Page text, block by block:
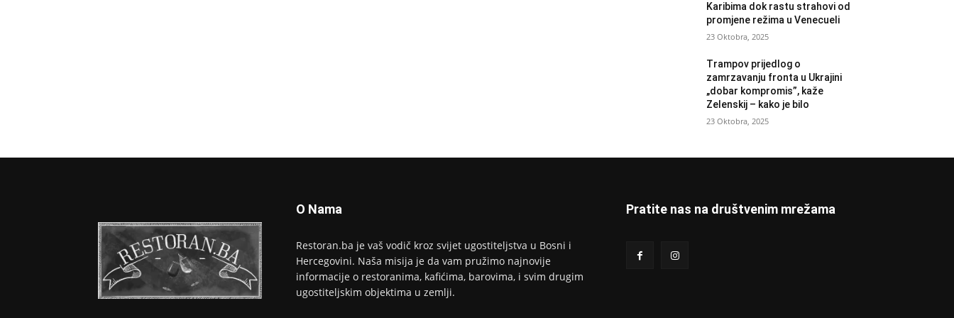
Karibima dok rastu strahovi od
promjene režima u Venecueli
23 Oktobra, 2025
Trampov prijedlog o
zamrzavanju fronta u Ukrajini
„dobar kompromis”, kaže
Zelenskij – kako je bilo
23 Oktobra, 2025
O Nama
Restoran.ba je vaš vodič kroz svijet ugostiteljstva u Bosni i
Hercegovini. Naša misija je da vam pružimo najnovije
informacije o restoranima, kafićima, barovima, i svim drugim
ugostiteljskim objektima u zemlji.
Pratite nas na društvenim mrežama